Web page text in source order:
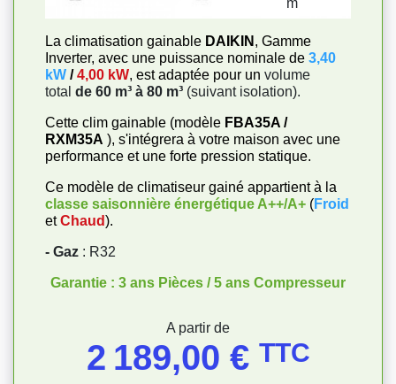
La climatisation gainable DAIKIN , Gamme
Inverter, avec une puissance nominale de 3,40
kW /4,00 kW, est adaptée pour un volume
total de 60 m³ à 80 m³ (suivant isolation).
Cette clim gainable (modèle FBA35A /
RXM35A ), s'intégrera à votre maison avec une
performance et une forte pression statique.
Ce modèle de climatiseur gainé appartient à la
classe saisonnière énergétique A++/A+ (Froid
et Chaud).
- Gaz : R32
Garantie : 3 ans Pièces / 5 ans Compresseur
A partir de
2 189,00 € TTC